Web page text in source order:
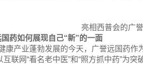
亮相西普会的广
药如何展现自己“新”的一面
康产业蓬勃发展的今天，广誉远国药
联网“看名老中医”和“照方抓中药”为